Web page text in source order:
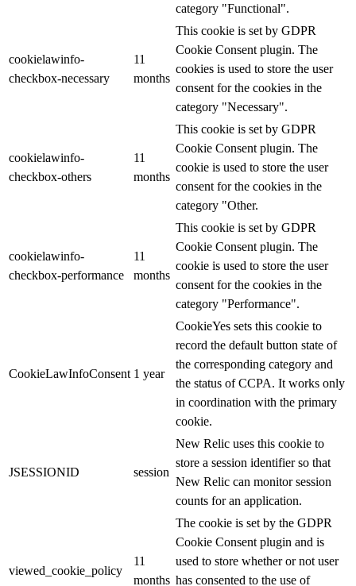
category "Functional".
cookielawinfo-
checkbox-necessary
11
months
This cookie is set by GDPR
Cookie Consent plugin. The
cookies is used to store the user
consent for the cookies in the
category "Necessary".
cookielawinfo-
checkbox-others
11
months
This cookie is set by GDPR
Cookie Consent plugin. The
cookie is used to store the user
consent for the cookies in the
category "Other.
cookielawinfo-
checkbox-performance
11
months
This cookie is set by GDPR
Cookie Consent plugin. The
cookie is used to store the user
consent for the cookies in the
category "Performance".
CookieLawInfoConsent 1 year
CookieYes sets this cookie to
record the default button state of
the corresponding category and
the status of CCPA. It works only
in coordination with the primary
cookie.
JSESSIONID session
New Relic uses this cookie to
store a session identifier so that
New Relic can monitor session
counts for an application.
viewed_cookie_policy
11
months
The cookie is set by the GDPR
Cookie Consent plugin and is
used to store whether or not user
has consented to the use of